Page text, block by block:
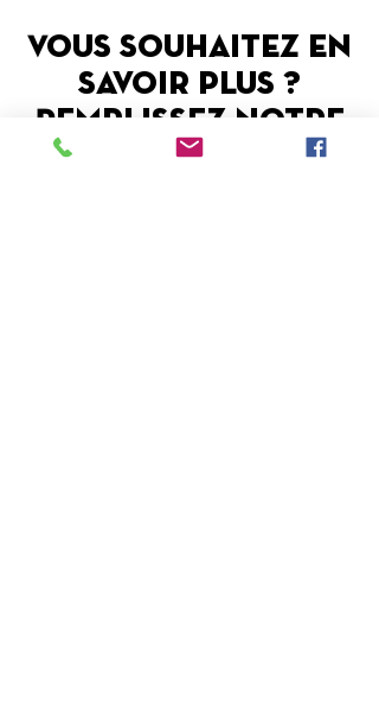
Vous souhaitez en
savoir plus ?
Remplissez notre
formulaire de